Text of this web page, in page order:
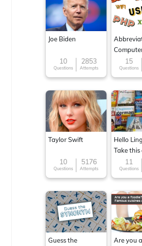
Joe Biden
10
Questions
2853
Attempts
15
Questions
Taylor Swift
10
Questions
5176
Attempts
Hello
Take this
now!11
Questions
Guess the
Are you